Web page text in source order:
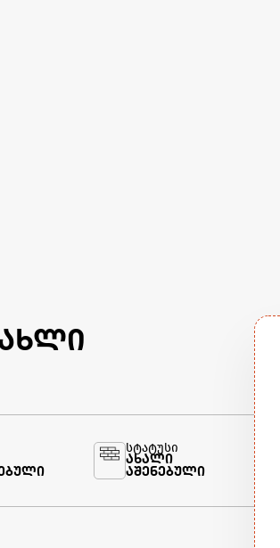
სტატუსი
ახალი
აშენებული